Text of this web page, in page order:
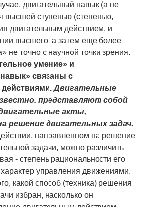
двигательный навык (а не
высшей ступенью (сте­пе­нью,
двигательным действием, и
высшего, а за­тем еще более
не точно с научной точки зрения.
умение» и
связаны с
Двигательные
представляют собой
акты,
решение двигательных задач.
направленном на решение
за­дачи, можно различить
- степень рациональности его
характер управления движениями.
какой способ (техника) ре­шения
избран, насколько он